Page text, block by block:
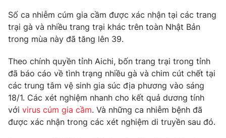
VTV Sức khoẻ Bất động sản
Thị trường 24h Tấm lòng Việt
VTV4 Vươn mình bằng AI
VTV9 VTV8
Số ca nhiễm cúm gia cầm được xác nhận tại các trang
trại gà và nhiều trang trại khác trên toàn Nhật Bản
trong mùa này đã tăng lên 39.
Theo chính quyền tỉnh Aichi, bốn trang trại trong tỉnh
đã báo cáo về tình trạng nhiều gà và chim cút chết tại
các trung tâm vệ sinh gia súc địa phương vào sáng
18/1. Các xét nghiệm nhanh cho kết quả dương tính
với virus cúm gia cầm. Và những ca nhiễm bệnh đã
được xác nhận trong các xét nghiệm di truyền sau đó.